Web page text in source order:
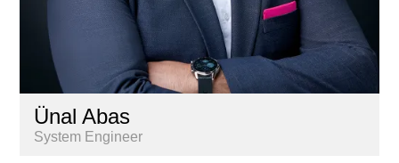
Ünal Abas
System Engineer